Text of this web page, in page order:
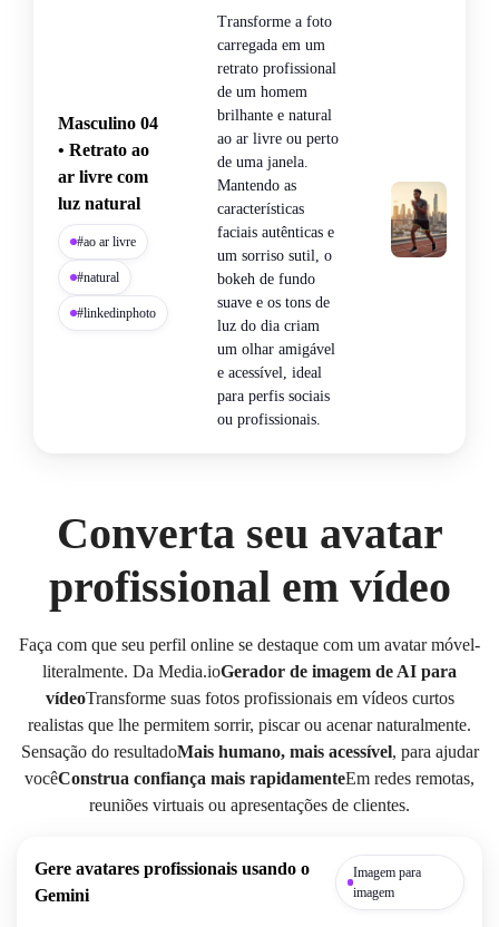
Masculino 04
• Retrato ao
ar livre com
luz natural
#ao ar livre
#natural
#linkedinphoto
Transforme a foto
carregada em um
retrato profissional
de um homem
brilhante e natural
ao ar livre ou perto
de uma janela.
Mantendo as
características
faciais autênticas e
um sorriso sutil, o
bokeh de fundo
suave e os tons de
luz do dia criam
um olhar amigável
e acessível, ideal
para perfis sociais
ou profissionais.
Converta seu avatar
profissional em vídeo
Faça com que seu perfil online se destaque com um avatar móvel-
literalmente. Da Media.ioGerador de imagem de AI para
vídeoTransforme suas fotos profissionais em vídeos curtos
realistas que lhe permitem sorrir, piscar ou acenar naturalmente.
Sensação do resultadoMais humano, mais acessível, para ajudar
vocêConstrua confiança mais rapidamenteEm redes remotas,
reuniões virtuais ou apresentações de clientes.
Gere avatares profissionais usando o
Gemini
Imagem para
imagem